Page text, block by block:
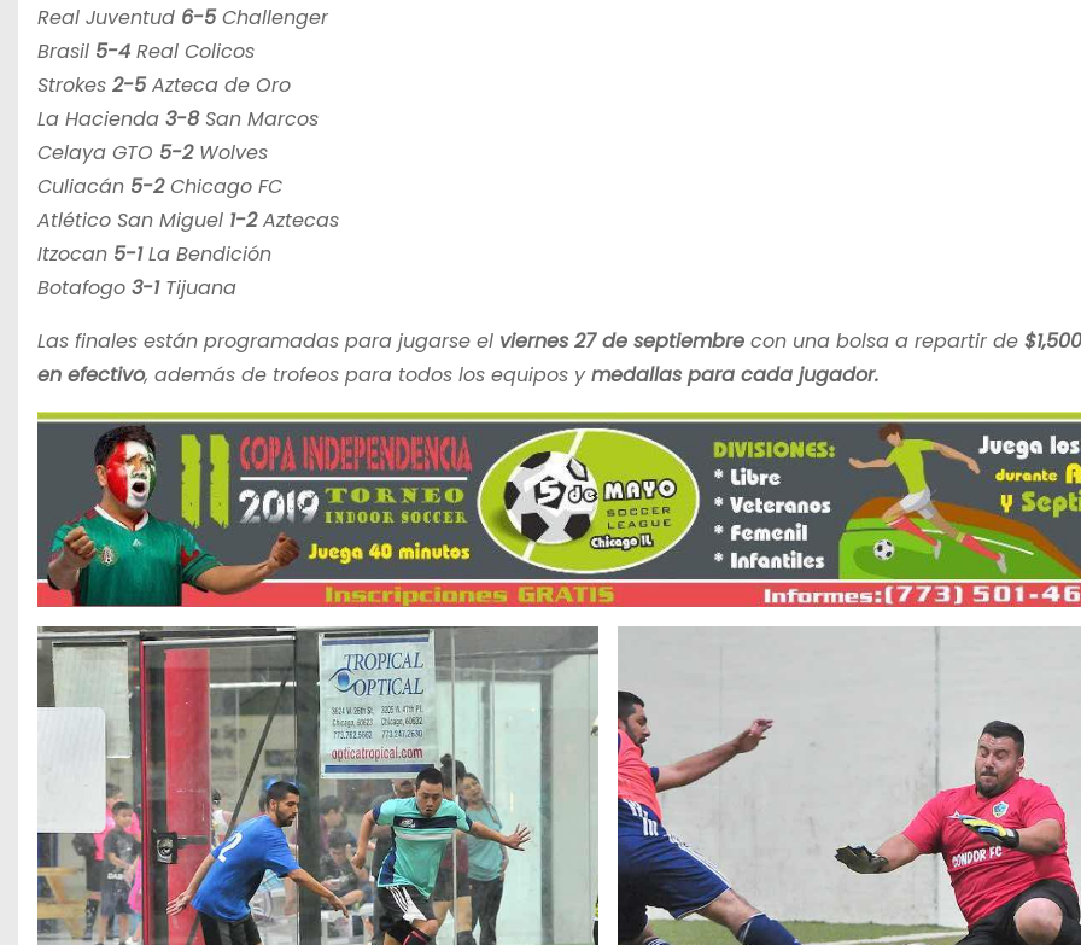
Real Juventud 6-5Challenger
Brasil 5-4 Real Colicos
Strokes 2-5Azteca de Oro
La Hacienda 3-8San Marcos
Celaya GTO 5-2Wolves
Culiacán 5-2Chicago FC
Atlético San Miguel 1-2Aztecas
Itzocan 5-1La Bendición
Botafogo 3-1Tijuana
Las finales están programadas para jugarse el viernes 27 de septiembre con una bolsa a repartir de
en efectivo, además de trofeos para todos los equipos ymedallas para cada jugador.